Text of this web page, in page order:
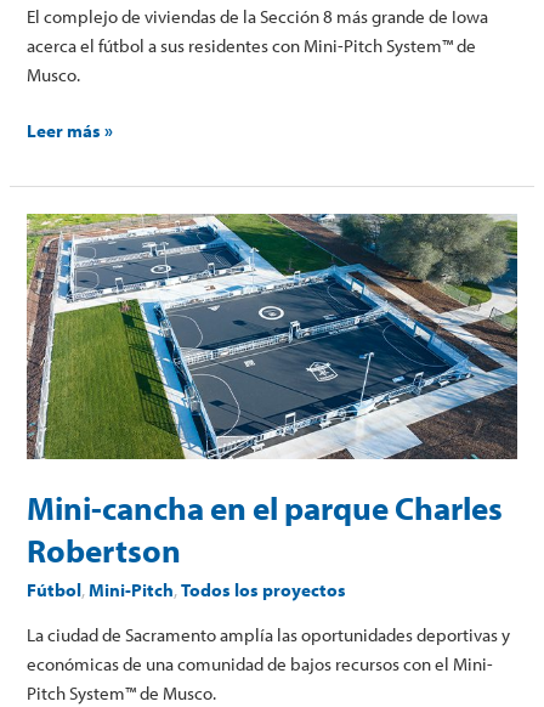
El complejo de viviendas de la Sección 8 más grande de Iowa
acerca el fútbol a sus residentes con Mini-Pitch System™ de
Musco.
Leer más »
Mini-cancha en el parque Charles
Robertson
Fútbol,Mini-Pitch,Todos los proyectos
La ciudad de Sacramento amplía las oportunidades deportivas y
económicas de una comunidad de bajos recursos con el Mini-
Pitch System™ de Musco.
Mini-
cancha
en
el
parque
Charles
Robertson